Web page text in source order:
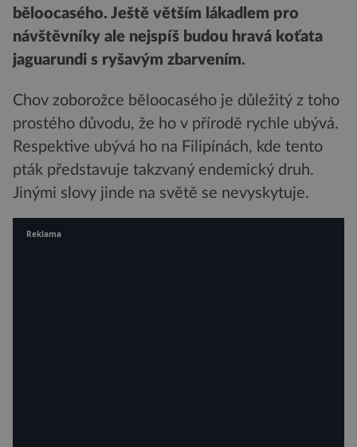
běloocasého. Ještě větším lákadlem pro
návštěvníky ale nejspíš budou hravá koťata
jaguarundi s ryšavým zbarvením.
Chov zoborožce běloocasého je důležitý z toho
prostého důvodu, že ho v přírodě rychle ubývá.
Respektive ubývá ho na Filipínách, kde tento
pták představuje takzvaný endemický druh.
Jinými slovy jinde na světě se nevyskytuje.
Reklama